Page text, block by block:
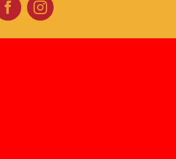
FacebookInstagram